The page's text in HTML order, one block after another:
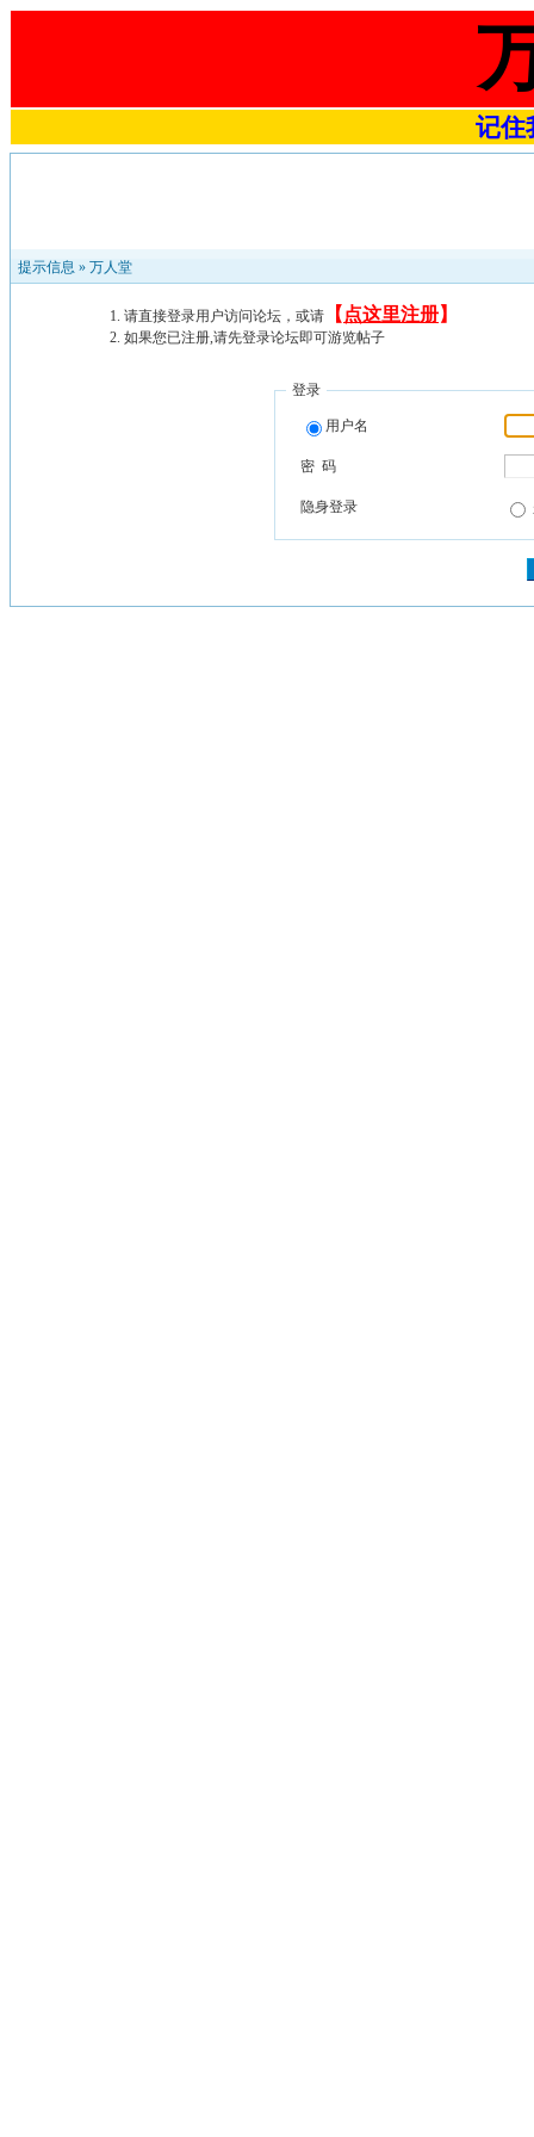
记住
提示信息 » 万人堂
请直接登录用户访问论坛，或请 【 点这里注册】
如果您已注册,请先登录论坛即可游览帖子
登录
用户名
密 码
隐身登录